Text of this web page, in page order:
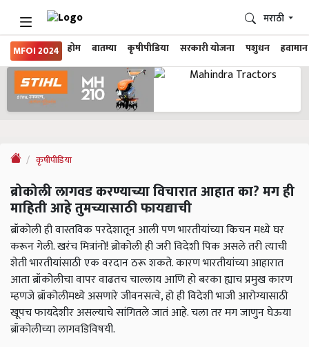
MFOI 2024 होम बातम्या कृषीपीडिया सरकारी योजना पशुधन हवामान
मराठी
कृषीपीडिया
ब्रोकोली लागवड करण्याच्या विचारात आहात का? मग ही
माहिती आहे तुमच्यासाठी फायद्याची
ब्रॉकोली ही वास्तविक परदेशातून आली पण भारतीयांच्या किचन मध्ये घर
करून गेली. खरंच मित्रांनो! ब्रोकोली ही जरी विदेशी पिक असले तरी त्याची
शेती भारतीयांसाठी एक वरदान ठरू शकते. कारण भारतीयांच्या आहारात
आता ब्रॉकोलीचा वापर वाढतच चाल्लाय आणि हो बरका ह्याच प्रमुख कारण
म्हणजे ब्रॉकोलीमध्ये असणारे जीवनसत्वे, हो ही विदेशी भाजी आरोग्यासाठी
खूपच फायदेशीर असल्याचे सांगितले जातं आहे. चला तर मग जाणुन घेऊया
ब्रॉकोलीच्या लागवडिविषयी.